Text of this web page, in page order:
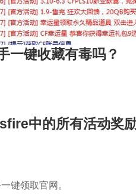
一键收藏有毒吗？
中的所有活动奖
键领取官网。